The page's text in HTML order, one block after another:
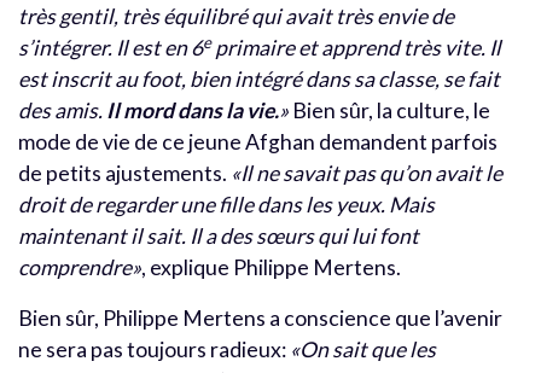
très gentil, très équilibré qui avait très envie de
s’intégrer. Il est en 6eprimaire et apprend très vite. Il
est inscrit au foot, bien intégré dans sa classe, se fait
des amis.Il mord dans la vie.» Bien sûr, la culture, le
mode de vie de ce jeune Afghan demandent parfois
de petits ajustements. «Il ne savait pas qu’on avait le
droit de regarder une fille dans les yeux. Mais
maintenant il sait. Il a des sœurs qui lui font
comprendre», explique Philippe Mertens.
Bien sûr, Philippe Mertens a conscience que l’avenir
ne sera pas toujours radieux: «On sait que les